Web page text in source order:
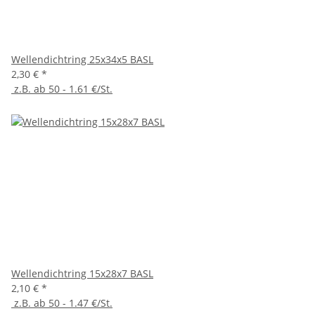
Wellendichtring 25x34x5 BASL
2,30 € *
z.B. ab 50 - 1.61 €/St.
Wellendichtring 15x28x7 BASL
2,10 € *
z.B. ab 50 - 1.47 €/St.